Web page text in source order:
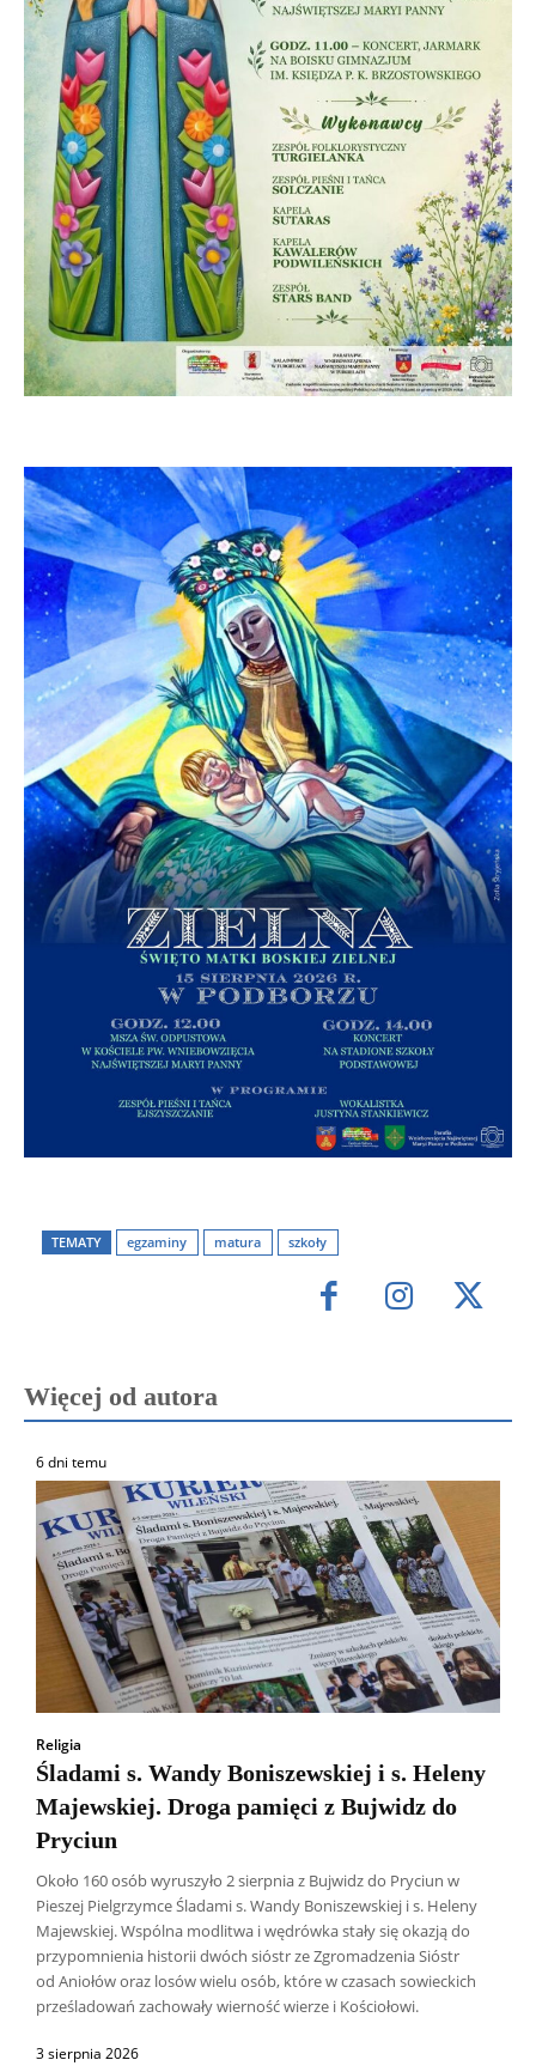
TEMATY egzaminy matura szkoły
Więcej od autora
6 dni temu
Religia
Śladami s. Wandy Boniszewskiej i s. Heleny
Majewskiej. Droga pamięci z Bujwidz do
Pryciun
Około 160 osób wyruszyło 2 sierpnia z Bujwidz do Pryciun w
Pieszej Pielgrzymce Śladami s. Wandy Boniszewskiej i s. Heleny
Majewskiej. Wspólna modlitwa i wędrówka stały się okazją do
przypomnienia historii dwóch sióstr ze Zgromadzenia Sióstr
od Aniołów oraz losów wielu osób, które w czasach sowieckich
prześladowań zachowały wierność wierze i Kościołowi.
3 sierpnia 2026